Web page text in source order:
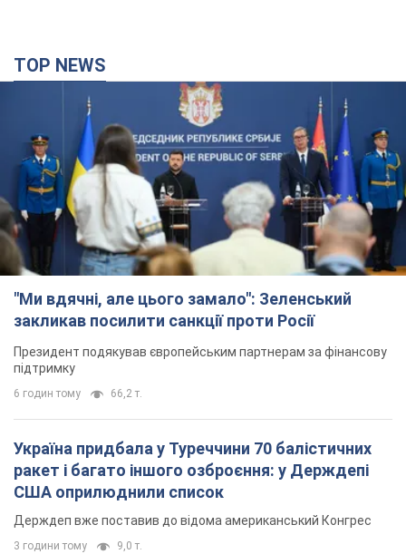
TOP NEWS
"Ми вдячні, але цього замало": Зеленський
закликав посилити санкції проти Росії
Президент подякував європейським партнерам за фінансову
підтримку
6 годин тому 66,2 т.
Україна придбала у Туреччини 70 балістичних
ракет і багато іншого озброєння: у Держдепі
США оприлюднили список
Держдеп вже поставив до відома американський Конгрес
3 години тому 9,0 т.